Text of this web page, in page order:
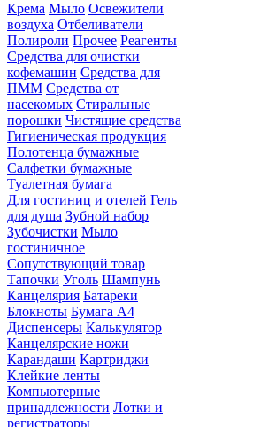
Крема Мыло Освежители
воздуха Отбеливатели
Полироли Прочее Реагенты
Средства для очистки
кофемашин Средства для
ПММ Средства от
насекомых Стиральные
порошки Чистящие средства
Гигиеническая продукция
Полотенца бумажные
Салфетки бумажные
Туалетная бумага
Для гостиниц и отелей Гель
для душа Зубной набор
Зубочистки Мыло
гостиничное
Сопутствующий товар
Тапочки Уголь Шампунь
Канцелярия Батареки
Блокноты Бумага А4
Диспенсеры Калькулятор
Канцелярские ножи
Карандаши Картриджи
Клейкие ленты
Компьютерные
принадлежности Лотки и
регистраторы